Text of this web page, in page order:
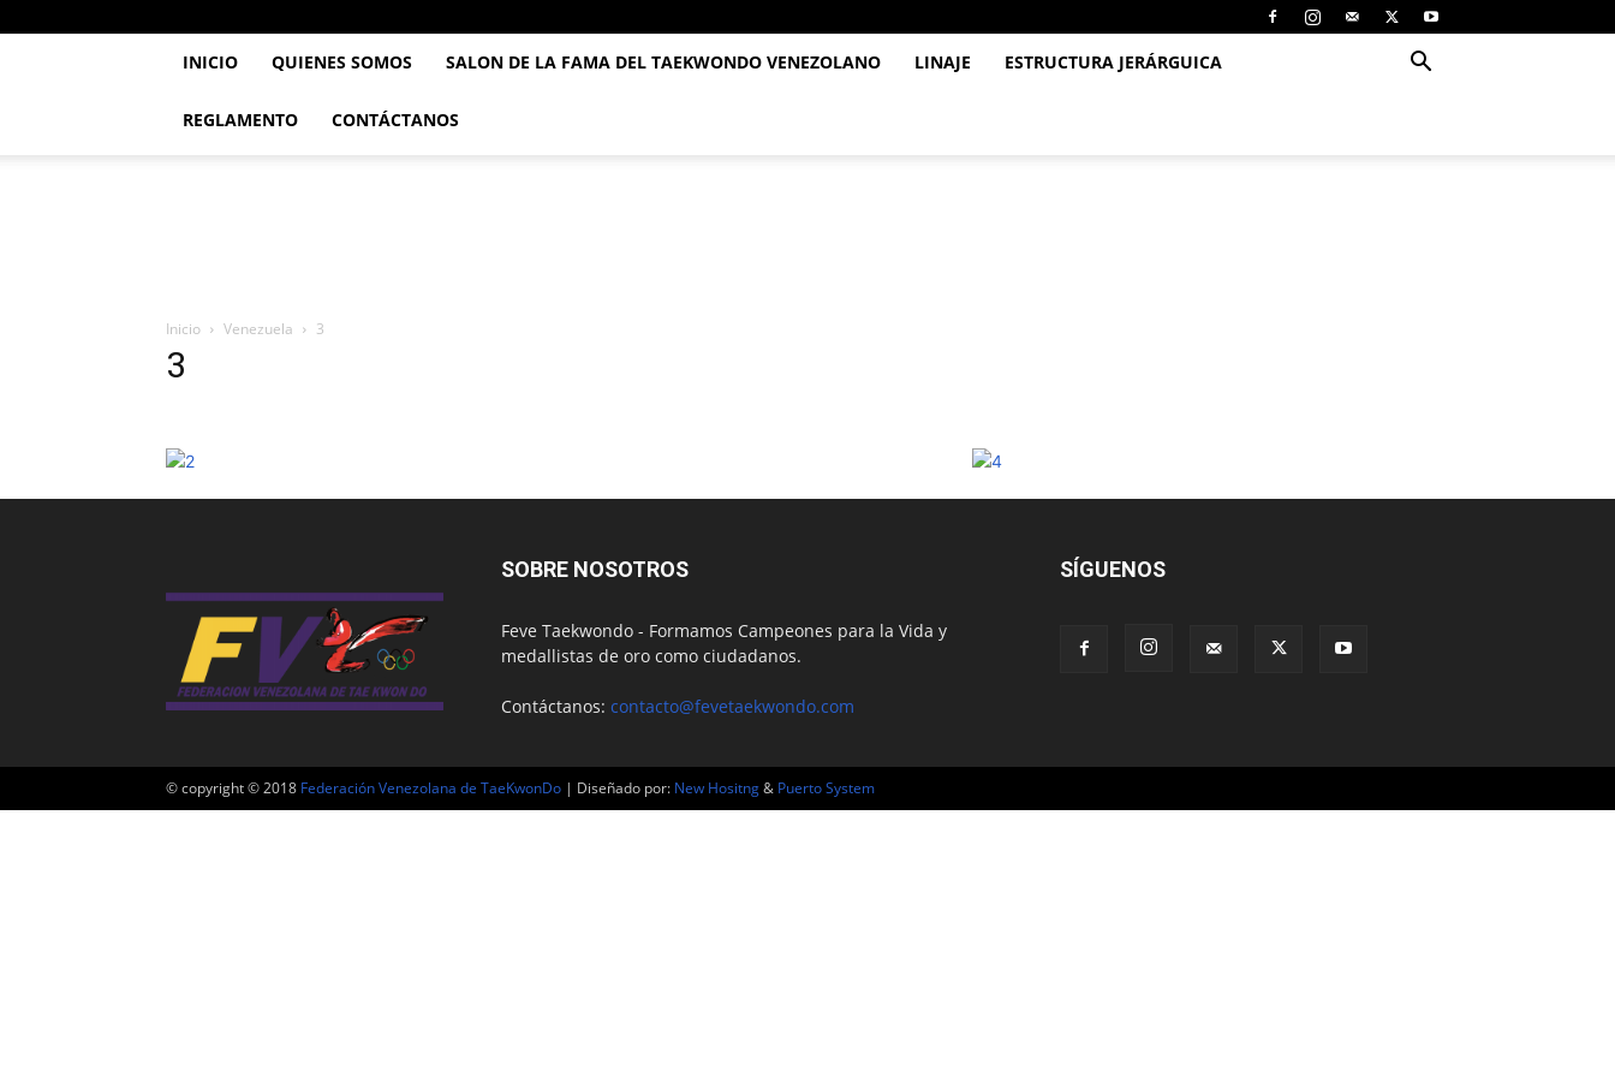
INICIO QUIENES SOMOS SALON DE LA FAMA DEL TAEKWONDO VENEZOLANO LINAJE ESTRUCTURA JERÁRGUICA
REGLAMENTO CONTÁCTANOS
Inicio Venezuela 3
3
SOBRE NOSOTROS
Feve Taekwondo - Formamos Campeones para la Vida y
medallistas de oro como ciudadanos.
Contáctanos: contacto@fevetaekwondo.com
SÍGUENOS
© copyright © 2018 Federación Venezolana de TaeKwonDo | Diseñado por: New Hositng& Puerto System